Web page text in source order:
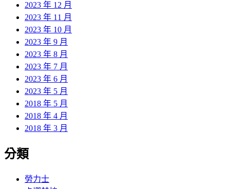
2023 年 12 月
2023 年 11 月
2023 年 10 月
2023 年 9 月
2023 年 8 月
2023 年 7 月
2023 年 6 月
2023 年 5 月
2018 年 5 月
2018 年 4 月
2018 年 3 月
分類
勞力士